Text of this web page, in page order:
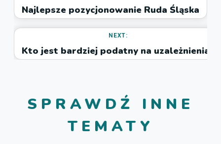
Najlepsze pozycjonowanie Ruda Śląska
NEXT:
Kto jest bardziej podatny na uzależnienia?
SPRAWDŹ INNE
TEMATY